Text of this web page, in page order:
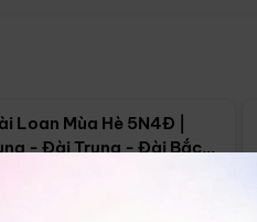
Loan Mùa Hè 5N4Đ |
- Đài Trung - Đài Bắc